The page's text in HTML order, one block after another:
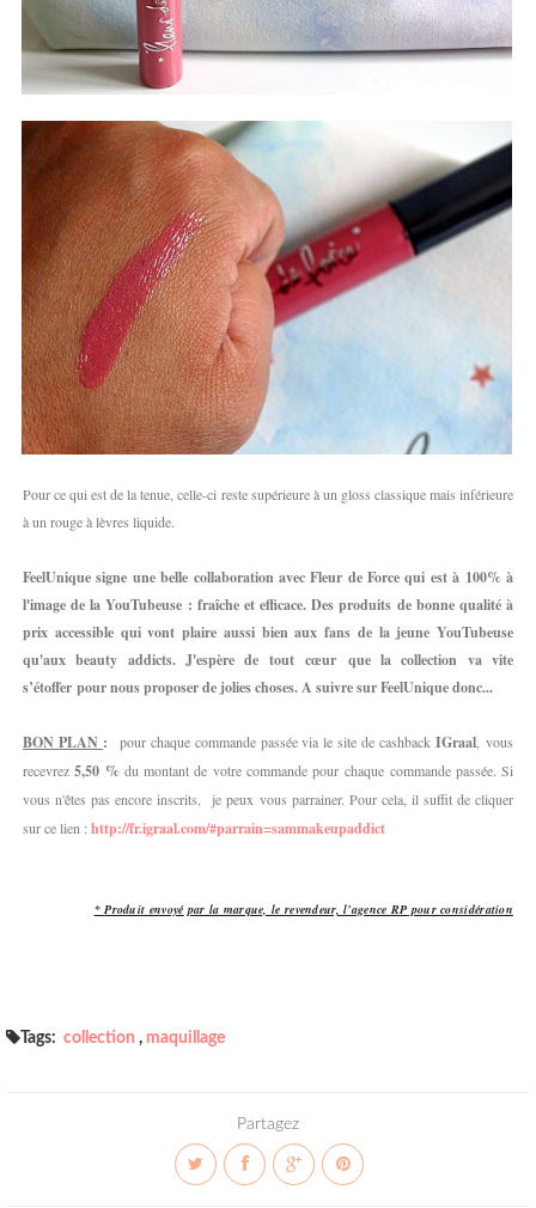
Pour ce qui est de la tenue, celle-ci reste supérieure à un gloss classique mais inférieure
à un rouge à lèvres liquide.
FeelUnique signe une belle collaboration avec Fleur de Force qui est à 100% à
l'image de la YouTubeuse : fraîche et efficace. Des produits de bonne qualité à
prix accessible qui vont plaire aussi bien aux fans de la jeune YouTubeuse
qu'aux beauty addicts. J'espère de tout cœur que la collection va vite
s’étoffer pour nous proposer de jolies choses. A suivre sur FeelUnique donc...
BON PLAN : pour chaque commande passée via le site de cashbackIGraal, vous
recevrez5,50 % du montant de votre commande pour chaque commande passée. Si
vous n'êtes pas encore inscrits, je peux vous parrainer. Pour cela, il suffit de cliquer
sur ce lien : http://fr.igraal.com/#parrain=sammakeupaddict
*Produit envoyé par la marque, le revendeur, l’agence RP pour considération
Tags: collection , maquillage
Partagez